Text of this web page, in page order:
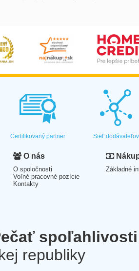
Certifikovaný partner Sieť dodávateľov
O nás
O spoločnosti
Voľné pracovné pozície
Kontakty
Základné
spoľahlivosti
republiky